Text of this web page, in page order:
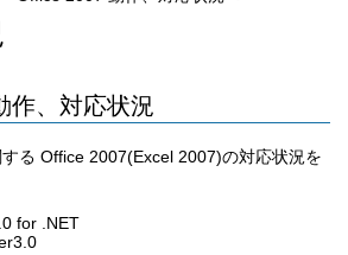
作、対応状況
る Office 2007(Excel 2007)の対応状況を
for .NET